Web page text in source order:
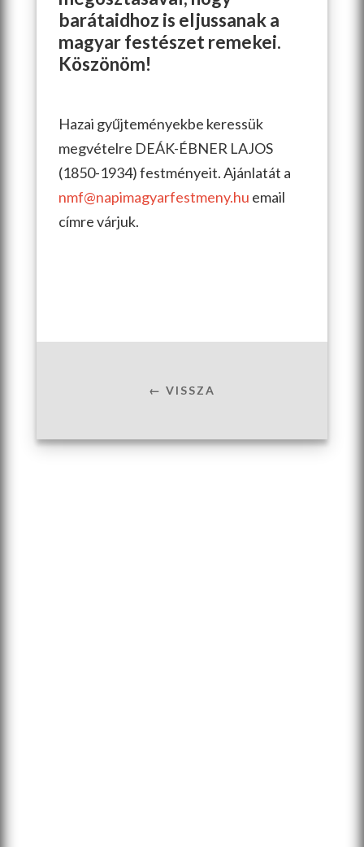
barátaidhoz is eljussanak a
magyar festészet remekei.
Köszönöm!
Hazai gyűjteményekbe keressük
megvételre DEÁK-ÉBNER LAJOS
(1850-1934) festményeit. Ajánlatát a
nmf@napimagyarfestmeny.hu email
címre várjuk.
← VISSZA